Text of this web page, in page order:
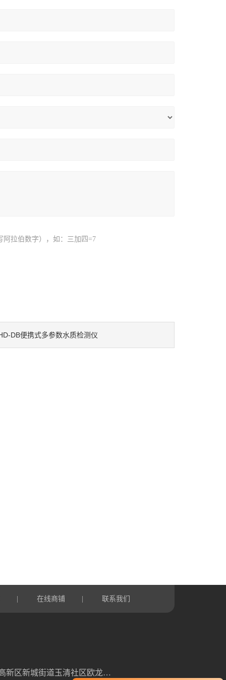
阿拉伯数字），如：三加四=7
DB便携式多参数水质检测仪
在线商铺 联系我们
山东省潍坊高新区新城街道玉清社区欧龙科技园3号车间